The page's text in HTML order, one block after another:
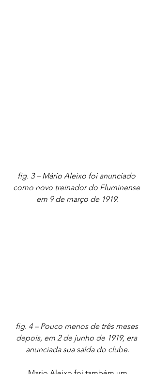
fig. 3 – Mário Aleixo foi anunciado
como novo treinador do Fluminense
em 9 de março de 1919.
fig. 4 – Pouco menos de três meses
depois, em 2 de junho de 1919, era
anunciada sua saída do clube.